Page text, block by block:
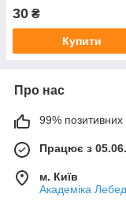
(100 насінин) від
Moravoseed, Чехія
30 ₴
Купити
Про нас
99% позитивних
Працює з
м. Київ
Академіка